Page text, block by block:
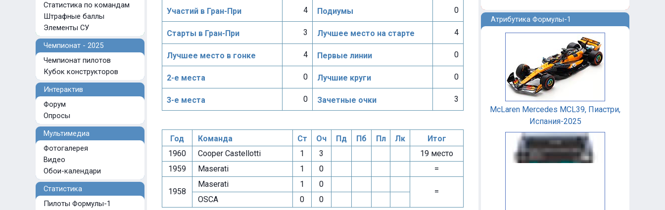
Статистика по командам
Штрафные баллы
Элементы СУ
Чемпионат - 2025
Чемпионат пилотов
Кубок конструкторов
Интерактив
Форум
Опросы
Мультимедиа
Фотогалерея
Видео
Обои-календари
Статистика
Пилоты Формулы-1
Участий в Гран-При 4 Подиумы 0
Старты в Гран-При 3 Лучшее место на старте 4
Лучшее место в гонке 4 Первые линии 0
2-е места 0 Лучшие круги 0
3-е места 0 Зачетные очки 3
Год Команда Ст Оч Пд Пб Пл Лк
Итог
1960
Cooper Castellotti 1 3
19 место
1959
Maserati 1 0 =
1958
Maserati 1 0
=
OSCA
0 0
Атрибутика Формулы-1
McLaren Mercedes MCL39, Пиастри,
Испания-2025